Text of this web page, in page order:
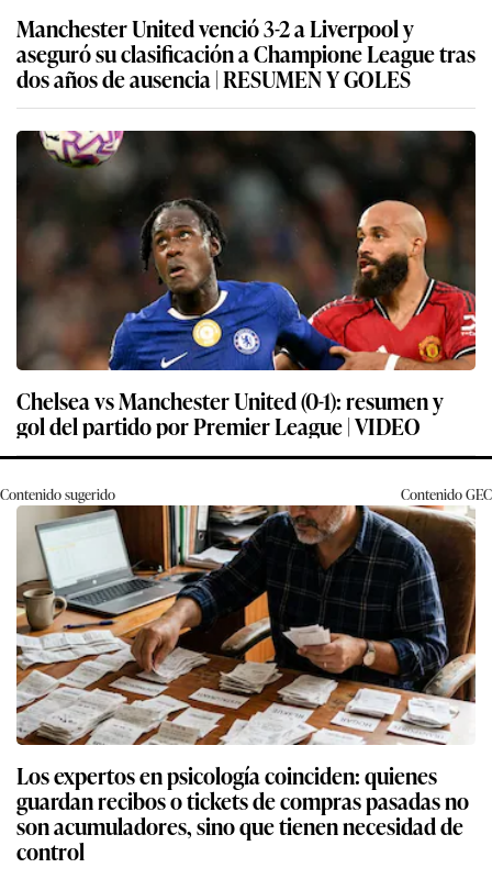
Manchester United venció 3-2 a Liverpool y
aseguró su clasificación a Champione League tras
dos años de ausencia | RESUMEN Y GOLES
Chelsea vs Manchester United (0-1): resumen y
gol del partido por Premier League | VIDEO
Contenido sugerido ContenidoGEC
Los expertos en psicología coinciden: quienes
guardan recibos o tickets de compras pasadas no
son acumuladores, sino que tienen necesidad de
control